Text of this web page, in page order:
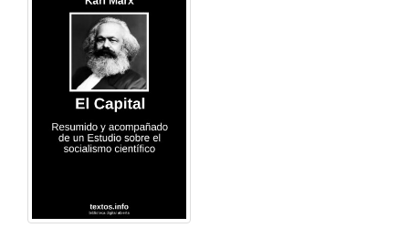
político